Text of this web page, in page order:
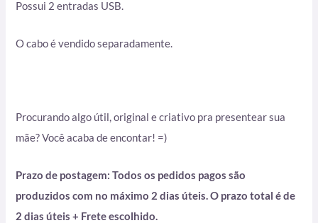
Possui 2 entradas USB.
O cabo é vendido separadamente.
Procurando algo útil, original e criativo pra presentear sua
mãe? Você acaba de encontar! =)
Prazo de postagem: Todos os pedidos pagos são
produzidos com no máximo 2 dias úteis. O prazo total é de
2 dias úteis + Frete escolhido.